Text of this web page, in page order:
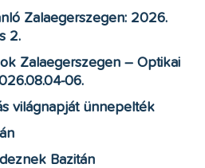
Zalaegerszegen: 2026.
2.
Zalaegerszegen – Optikai
06.
világnapját ünnepelték
Bazitán